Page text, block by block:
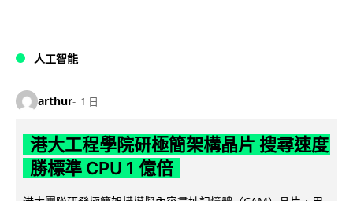
人工智能
arthur 1 日
港大工程學院研極簡架構晶片 搜尋速度
勝標準 CPU 1 億倍